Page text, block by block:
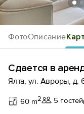
ФотоОписание
Сдается в
Ялта, ул. Авроры, д.
60 m2 5 гостей